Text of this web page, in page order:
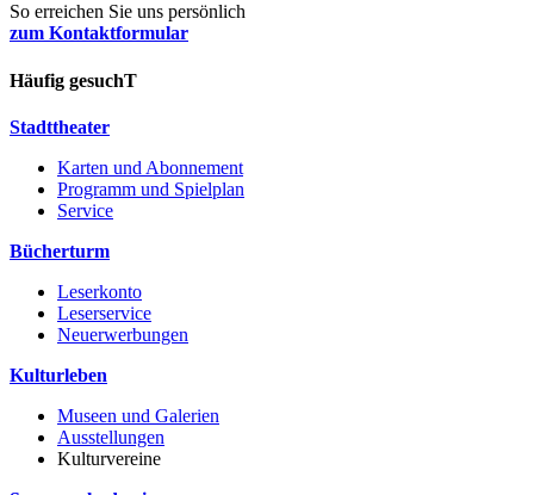
So erreichen Sie uns persönlich
zum Kontaktformular
Häufig gesuchT
Stadttheater
Karten und Abonnement
Programm und Spielplan
Service
Bücherturm
Leserkonto
Leserservice
Neuerwerbungen
Kulturleben
Museen und Galerien
Ausstellungen
Kulturvereine